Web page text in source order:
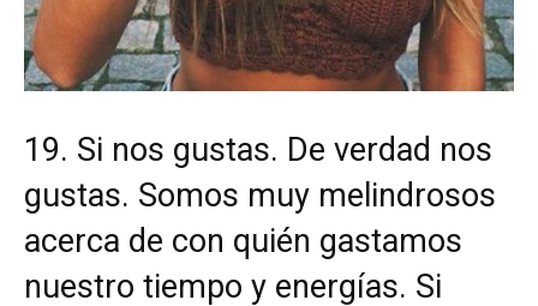
19. Si nos gustas. De verdad nos
gustas. Somos muy melindrosos
acerca de con quién gastamos
nuestro tiempo y energías. Si